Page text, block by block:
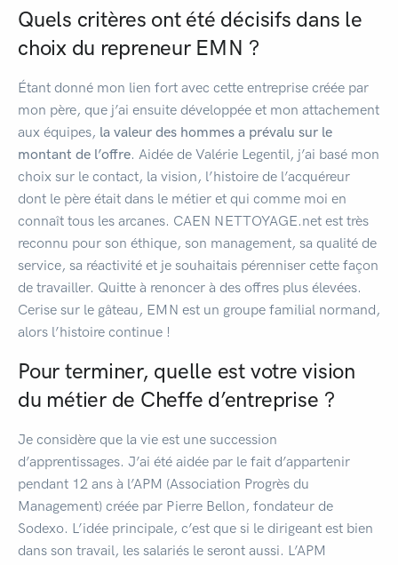
Quels critères ont été décisifs dans le
choix du repreneur EMN ?
Étant donné mon lien fort avec cette entreprise créée par
mon père, que j’ai ensuite développée et mon attachement
aux équipes, la valeur des hommes a prévalu sur le
montant de l’offre. Aidée de Valérie Legentil, j’ai basé mon
choix sur le contact, la vision, l’histoire de l’acquéreur
dont le père était dans le métier et qui comme moi en
connaît tous les arcanes. CAEN NETTOYAGE.net est très
reconnu pour son éthique, son management, sa qualité de
service, sa réactivité et je souhaitais pérenniser cette façon
de travailler. Quitte à renoncer à des offres plus élevées.
Cerise sur le gâteau, EMN est un groupe familial normand,
alors l’histoire continue !
Pour terminer, quelle est votre vision
du métier de Cheffe d’entreprise ?
Je considère que la vie est une succession
d’apprentissages. J’ai été aidée par le fait d’appartenir
pendant 12 ans à l’APM (Association Progrès du
Management) créée par Pierre Bellon, fondateur de
Sodexo. L’idée principale, c’est que si le dirigeant est bien
dans son travail, les salariés le seront aussi. L’APM